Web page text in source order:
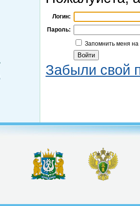
Логин:
Пароль:
Запомнить меня
Забыли свой